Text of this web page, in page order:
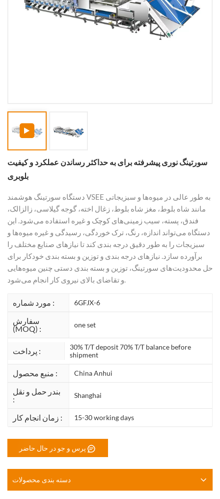
سورتینگ نوری پیشرفته برای به حداکثر رساندن عملکرد و کیفیت
بلوبری
دستگاه سورتینگ هوشمند VSEE به طور عالی در میوه‌ها و سبزیجاتی
مانند شاه بلوط، مغز شاه بلوط، زغال اخته، گوجه گیلاسی، زالزالک،
فندق، پسته، سیب زمینی‌های کوچک و غیره استفاده می‌شود. این
دستگاه می‌تواند اندازه، رنگ، ترک خوردگی، رسیدگی و غیره میوه‌ها و
سبزیجات را به طور دقیق درجه بندی کند تا نیازهای صنایع مختلف را
برآورده سازد. نیازهای درجه بندی و توزین و بسته بندی خودکار برای
حل محدودیت‌های سورتینگ، توزین و بسته بندی دستی چنین میوه‌هایی
و تقاضای بالای نیروی کار انجام می‌شود.
مورد شماره : 6GFJX-6
سفارش
(MOQ) :
one set
پرداخت :
30% T/T deposit 70% T/T balance before
shipment
منبع محصول : China Anhui
بندر حمل و نقل
:
Shanghai
زمان انجام کار : 15-30 working days
پرس و جو در حال حاضر
دسته بندی محصولات